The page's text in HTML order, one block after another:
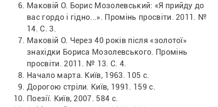
Маковій О. Борис Мозолевський: «Я прийду до
вас гордо і гідно...». Промінь просвіти. 2011. №
14. С. 3.
Маковій О. Через 40 років після «золотої»
знахідки Бориса Мозолевського. Промінь
просвіти. 2011. № 13. С. 4.
Начало марта. Київ, 1963. 105 с.
Дорогою стріли. Київ, 1991. 159 с.
Поезії. Київ, 2007. 584 с.